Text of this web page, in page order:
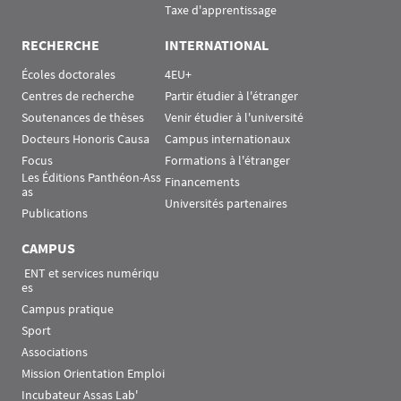
Taxe d'apprentissage
RECHERCHE
Écoles doctorales
Centres de recherche
Soutenances de thèses
Docteurs Honoris Causa
Focus
Les Éditions Panthéon-Ass
as
Publications
INTERNATIONAL
4EU+
Partir étudier à l'étranger
Venir étudier à l'université
Campus internationaux
Formations à l'étranger
Financements
Universités partenaires
CAMPUS
es
Campus pratique
Sport
Associations
Mission Orientation Emploi
Incubateur Assas Lab'